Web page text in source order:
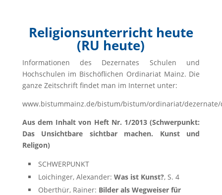
Religionsunterricht heute
(RU heute)
Informationen des Dezernates Schulen und
Hochschulen im Bischöflichen Ordinariat Mainz. Die
ganze Zeitschrift findet man im Internet unter:
www.bistummainz.de/bistum/bistum/ordinariat/
Aus dem Inhalt von Heft Nr. 1/2013 (Schwerpunkt:
Das Unsichtbare sichtbar machen. Kunst und
Religon)
SCHWERPUNKT
Loichinger, Alexander: Was ist Kunst?, S. 4
Oberthür, Rainer: Bilder als Wegweiser für